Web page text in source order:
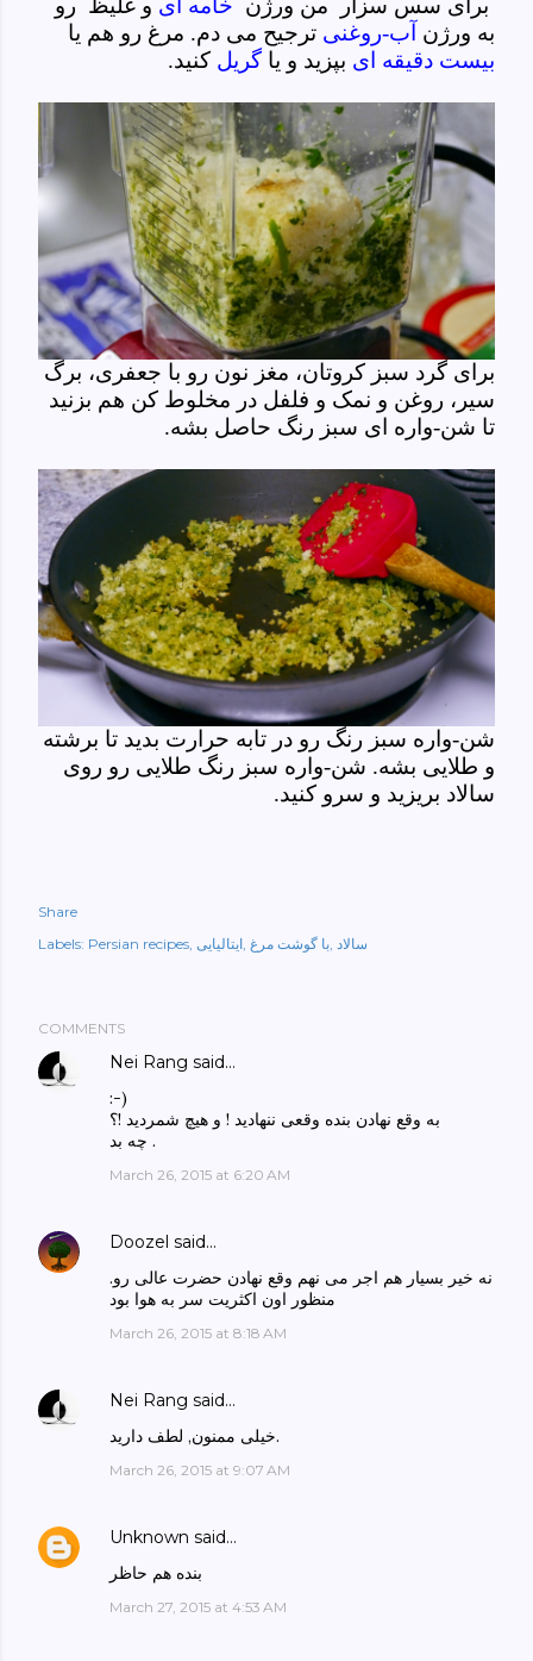
به ورژن آب-روغنی ترجیح می دم. مرغ رو هم یا
بیست دقیقه ای بپزید و یا گریل کنید.
برای گرد سبز کروتان، مغز نون رو با جعفری، برگ
سیر، روغن و نمک و فلفل در مخلوط کن هم بزنید
تا شن-واره ای سبز رنگ حاصل بشه.
شن-واره سبز رنگ رو در تابه حرارت بدید تا برشته
و طلایی بشه. شن-واره سبز رنگ طلایی رو روی
سالاد بریزید و سرو کنید.
Share
Labels: Persian recipes ایتالیایی با گوشت مرغ سالاد
COMMENTS
Nei Rang said…
:-)
به وقع نهادن بنده وقعی ننهادید ! و هیچ شمردید !؟
چه بد .
March 26, 2015 at 6:20 AM
Doozel said…
نه خیر بسیار هم اجر می نهم وقع نهادن حضرت عالی رو.
منظور اون اکثریت سر به هوا بود
March 26, 2015 at 8:18 AM
Nei Rang said…
خیلی ممنون, لطف دارید.
March 26, 2015 at 9:07 AM
Unknown said…
بنده هم حاظر
March 27, 2015 at 4:53 AM